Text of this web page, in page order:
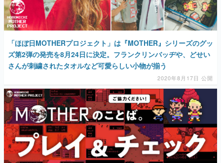
なんでゲームは面白い？
ゲーム開発者・hamatsu氏がゲームの魅力を画面や操作の
具体的な形から解き明かしていく、硬派で骨太な評論連載
です。
ゲームが変えた日本語
「経験値」「裏技」「ラスボス」… ゲームにまつわる言葉
の起源や用法の変遷を、コンピューター文化史研究家・タ
イニーP氏が徹底調査。
カテゴリ
特集記事
マンガ
女性向け
「ほぼ日MOTHERプロジェクト」は『MOTHER』シリーズのグッ
ズ第2弾の発売を8月24日に決定。フランクリンバッヂや、どせい
さんが刺繍されたタオルなど可愛らしい小物が揃う
2020年8月17日 公開